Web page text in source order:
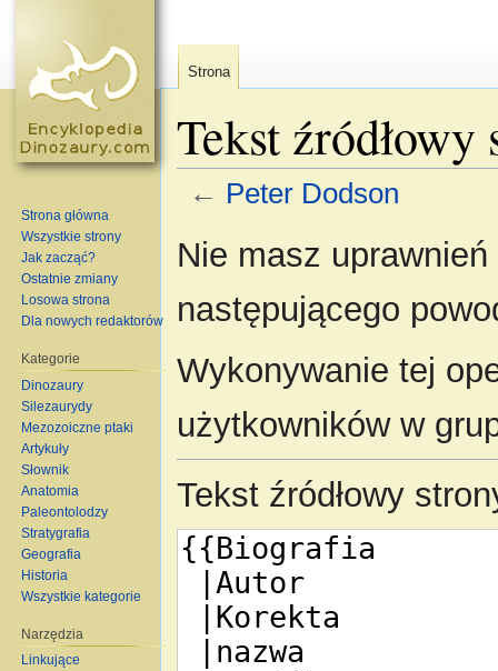
Tekst
← Peter Dodson
Nie masz
następującego
Wykonywanie tej
użytkowników w
Tekst źródłowy
Strona
Strona główna
Wszystkie strony
Jak zacząć?
Ostatnie zmiany
Losowa strona
Dla nowych redaktorów
Kategorie
Dinozaury
Silezaurydy
Mezozoiczne ptaki
Artykuły
Słownik
Anatomia
Paleontolodzy
Stratygrafia
Geografia
Historia
Wszystkie kategorie
Narzędzia
Linkujące